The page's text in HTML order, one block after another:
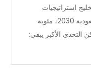
استراتيجيات
طموحة تتماشى مع رؤى مثل رؤية السعودية 2030، مئوية
2071، أو رؤية عُمان 2040. لكن التحدي الأكبر يبقى: